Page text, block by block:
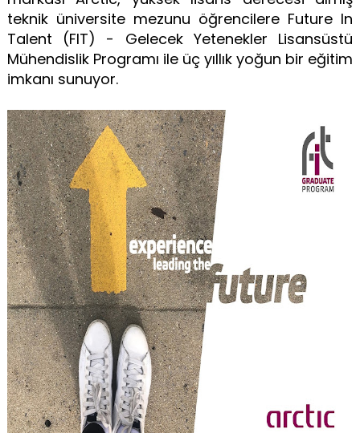
teknik üniversite mezunu öğrencilere Future In
Talent (FIT) - Gelecek Yetenekler Lisansüstü
Mühendislik Programı ile üç yıllık yoğun bir eğitim
imkanı sunuyor.